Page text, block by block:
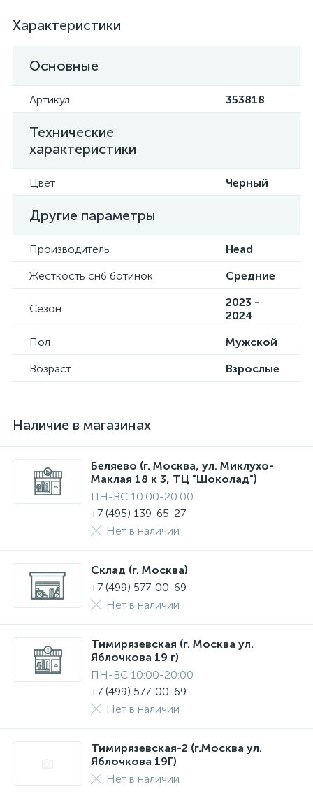
Характеристики
Основные
Артикул 353818
Технические
характеристики
Цвет Черный
Другие параметры
Производитель
Head
Жесткость снб ботинок
Средние
Сезон
2023 -
2024
Пол
Мужской
Возраст
Взрослые
Наличие в магазинах
Беляево (г. Москва, ул. Миклухо-
Маклая 18 к 3, ТЦ "Шоколад")
ПН-ВС 10:00-20:00
+7 (495) 139-65-27
Нет в наличии
Склад (г. Москва)
+7 (499) 577-00-69
Нет в наличии
Тимирязевская (г. Москва ул.
Яблочкова 19 г)
ПН-ВС 10:00-20:00
+7 (499) 577-00-69
Нет в наличии
Тимирязевская-2 (г.Москва ул.
Яблочкова 19Г)
Нет в наличии